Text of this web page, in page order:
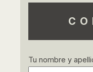
Drive
Tu nombre y